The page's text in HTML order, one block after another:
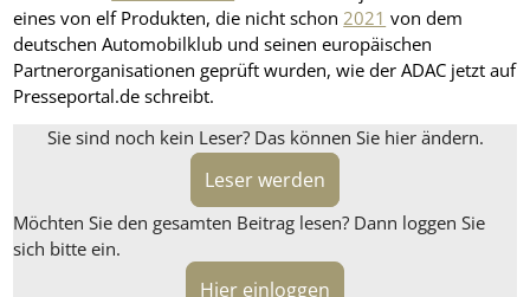
eines von elf Produkten, die nicht schon2021 von dem
deutschen Automobilklub und seinen europäischen
Partnerorganisationen geprüft wurden, wie der ADAC jetzt auf
Presseportal.de schreibt.
Sie sind noch kein Leser? Das können Sie hier ändern.
Leser werden
Möchten Sie den gesamten Beitrag lesen? Dann loggen Sie
sich bitte ein.
Hier einloggen